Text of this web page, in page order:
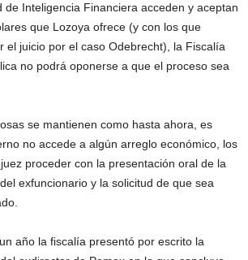
de Inteligencia Financiera acceden y aceptan
que Lozoya ofrece (y con los que
el juicio por el caso Odebrecht), la Fiscalía
no podrá oponerse a que el proceso sea
se mantienen como hasta ahora, es
no accede a algún arreglo económico, los
proceder con la presentación oral de la
exfuncionario y la solicitud de que sea
año la fiscalía presentó por escrito la